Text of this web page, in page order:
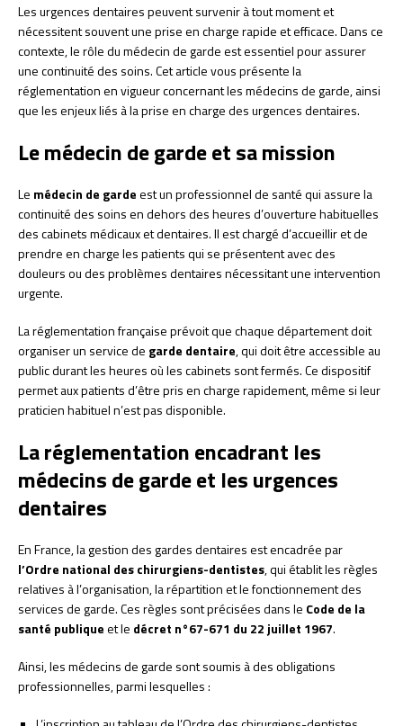
Les urgences dentaires peuvent survenir à tout moment et
nécessitent souvent une prise en charge rapide et efficace. Dans ce
contexte, le rôle du médecin de garde est essentiel pour assurer
une continuité des soins. Cet article vous présente la
réglementation en vigueur concernant les médecins de garde, ainsi
que les enjeux liés à la prise en charge des urgences dentaires.
Le médecin de garde et sa mission
Le médecin de gardeest un professionnel de santé qui assure la
continuité des soins en dehors des heures d’ouverture habituelles
des cabinets médicaux et dentaires. Il est chargé d’accueillir et de
prendre en charge les patients qui se présentent avec des
douleurs ou des problèmes dentaires nécessitant une intervention
urgente.
La réglementation française prévoit que chaque département doit
organiser un service de garde dentaire, qui doit être accessible au
public durant les heures où les cabinets sont fermés. Ce dispositif
permet aux patients d’être pris en charge rapidement, même si leur
praticien habituel n’est pas disponible.
La réglementation encadrant les
médecins de garde et les urgences
dentaires
En France, la gestion des gardes dentaires est encadrée par
l’Ordre national des chirurgiens-dentistes, qui établit les règles
relatives à l’organisation, la répartition et le fonctionnement des
services de garde. Ces règles sont précisées dans le Code de la
santé publiqueet le décret n°67-671 du 22 juillet 1967.
Ainsi, les médecins de garde sont soumis à des obligations
professionnelles, parmi lesquelles :